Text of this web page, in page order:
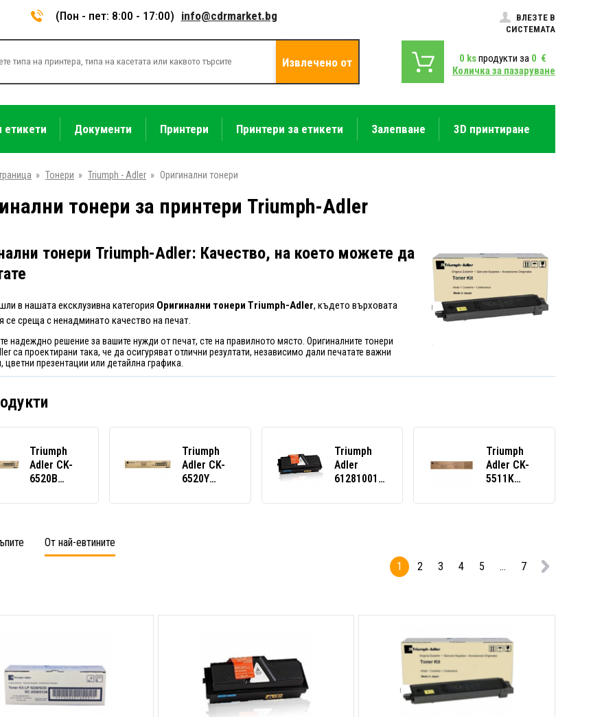
(Пон - пет: 8:00 - 17:00) info@cdrmarket.bg
ВЛЕЗТЕ В
СИСТЕМАТА
Извлечено от 0 ksпродукти за 0 €
Количка за пазаруване
етикети Документи Принтери Принтери за етикети Залепване 3D принтиране
» Тонери » Triumph - Adler » Оригинални тонери
тонери за принтери Triumph-Adler
тонери Triumph-Adler: Качество, на което можете да
в нашата ексклузивна категория Оригинални тонери Triumph-Adler, където върховата
се среща с ненадминато качество на печат.
надеждно решение за вашите нужди от печат, сте на правилното място. Оригиналните тонери
са проектирани така, че да осигуряват отлични резултати, независимо дали печатате важни
цветни презентации или детайлна графика.
Triumph
Adler CK-
6520B
(black)
Triumph
Adler CK-
6520Y
(yellow)
Triumph
Adler
612810015
(black)
Triumph
Adler CK-
5511K
черен
От най-евтините
1
2 3 4 5 ... 7